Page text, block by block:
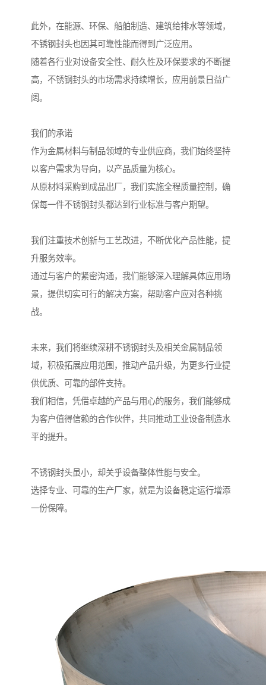
此外，在能源、环保、船舶制造、建筑给排水等领域，
不锈钢封头也因其可靠性能而得到广泛应用。
随着各行业对设备安全性、耐久性及环保要求的不断提
高，不锈钢封头的市场需求持续增长，应用前景日益广
阔。
我们的承诺
作为金属材料与制品领域的专业供应商，我们始终坚持
以客户需求为导向，以产品质量为核心。
从原材料采购到成品出厂，我们实施全程质量控制，确
保每一件不锈钢封头都达到行业标准与客户期望。
我们注重技术创新与工艺改进，不断优化产品性能，提
升服务效率。
通过与客户的紧密沟通，我们能够深入理解具体应用场
景，提供切实可行的解决方案，帮助客户应对各种挑
战。
未来，我们将继续深耕不锈钢封头及相关金属制品领
域，积极拓展应用范围，推动产品升级，为更多行业提
供优质、可靠的部件支持。
我们相信，凭借卓越的产品与用心的服务，我们能够成
为客户值得信赖的合作伙伴，共同推动工业设备制造水
平的提升。
不锈钢封头虽小，却关乎设备整体性能与安全。
选择专业、可靠的生产厂家，就是为设备稳定运行增添
一份保障。